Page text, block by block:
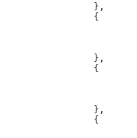
		},
		{
		},
		{
		},
		{